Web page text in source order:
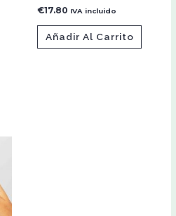
€17.80 IVA incluido
Añadir Al Carrito